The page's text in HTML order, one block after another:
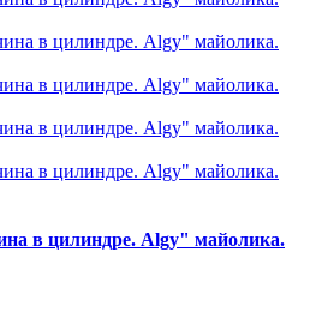
в цилиндре. Algy" майолика.